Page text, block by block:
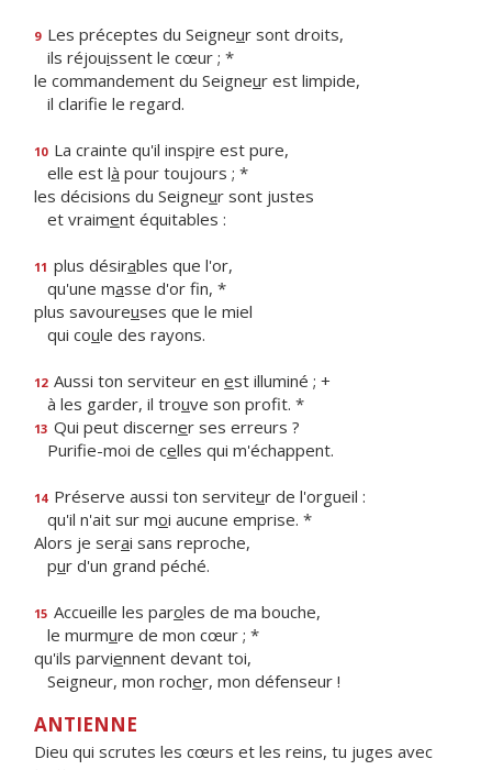
9 Les préceptes du Seigneur sont droits,
ils réjouissent le cœur ; *
le commandement du Seigneur est limpide,
il clarife le regard.
10 La crainte qu'il inspire est pure,
elle est là pour toujours ; *
les décisions du Seigneur sont justes
et vraiment équitables :
11 plus désirables que l'or,
qu'une masse d'or fin, *
plus savoureuses que le miel
qui coule des rayons.
12 Aussi ton serviteur en est illuminé ; +
à les garder, il trouve son profit. *
13 Qui peut discerner ses erreurs ?
Purifie-moi de celles qui m'échappent.
14 Préserve aussi ton serviteur de l'orgueil :
qu'il n'ait sur moi aucune emprise. *
Alors je serai sans reproche,
pur d'un grand péché.
15 Accueille les paroles de ma bouche,
le murmure de mon cœur ; *
qu'ils parviennent devant toi,
Seigneur, mon rocher, mon défenseur !
ANTIENNE
Dieu qui scrutes les cœurs et les reins, tu juges avec